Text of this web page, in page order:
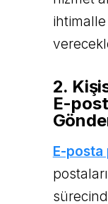
2.
E-
E-posta